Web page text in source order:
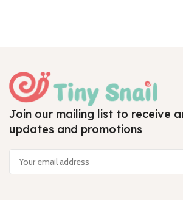
Join our mailing list to receive
updates and promotions